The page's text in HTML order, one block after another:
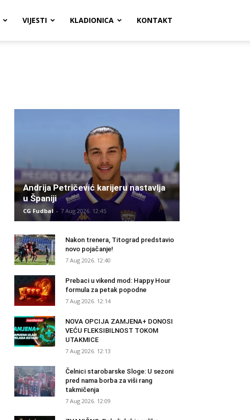
VIJESTI KLADIONICA KONTAKT
Andrija Petričević karijeru nastavlja
u Španiji
CG Fudbal - 7 Aug 2026. 12:45
Nakon trenera, Titograd predstavio
novo pojačanje!
7 Aug 2026. 12:40
Prebaci u vikend mod: Happy Hour
formula za petak popodne
7 Aug 2026. 12:14
NOVA OPCIJA ZAMJENA+ DONOSI
VEĆU FLEKSIBILNOST TOKOM
UTAKMICE
7 Aug 2026. 12:13
Čelnici starobarske Sloge: U sezoni
pred nama borba za viši rang
takmičenja
7 Aug 2026. 12:09